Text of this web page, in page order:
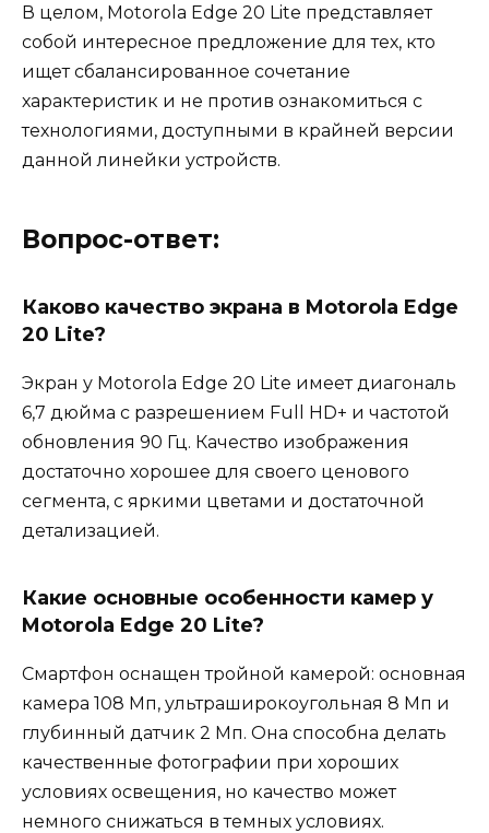
В целом, Motorola Edge 20 Lite представляет
собой интересное предложение для тех, кто
ищет сбалансированное сочетание
характеристик и не против ознакомиться с
технологиями, доступными в крайней версии
данной линейки устройств.
Вопрос-ответ:
Каково качество экрана в Motorola Edge
20 Lite?
Экран у Motorola Edge 20 Lite имеет диагональ
6,7 дюйма с разрешением Full HD+ и частотой
обновления 90 Гц. Качество изображения
достаточно хорошее для своего ценового
сегмента, с яркими цветами и достаточной
детализацией.
Какие основные особенности камер у
Motorola Edge 20 Lite?
Смартфон оснащен тройной камерой: основная
камера 108 Мп, ультраширокоугольная 8 Мп и
глубинный датчик 2 Мп. Она способна делать
качественные фотографии при хороших
условиях освещения, но качество может
немного снижаться в темных условиях.